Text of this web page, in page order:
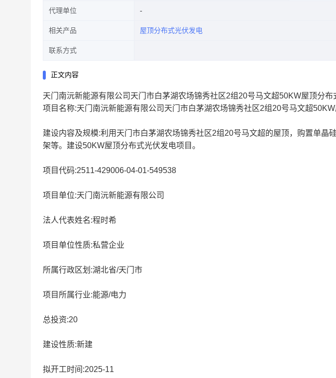
代理单位
相关产品 屋顶分布式光伏发电
联系方式
正文内容
天门南沅新能源有限公司天门市白茅湖农场锦秀社区2组20号马文超50KW屋顶分布
项目名称:天门南沅新能源有限公司天门市白茅湖农场锦秀社区2组20号马文超
建设内容及规模:利用天门市白茅湖农场锦秀社区2组20号马文超的屋顶，购置单晶
架等。建设50KW屋顶分布式光伏发电项目。
项目代码:2511-429006-04-01-549538
项目单位:天门南沅新能源有限公司
法人代表姓名:程时希
项目单位性质:私营企业
所属行政区划:湖北省/天门市
项目所属行业:能源/电力
总投资:20
建设性质:新建
拟开工时间:2025-11